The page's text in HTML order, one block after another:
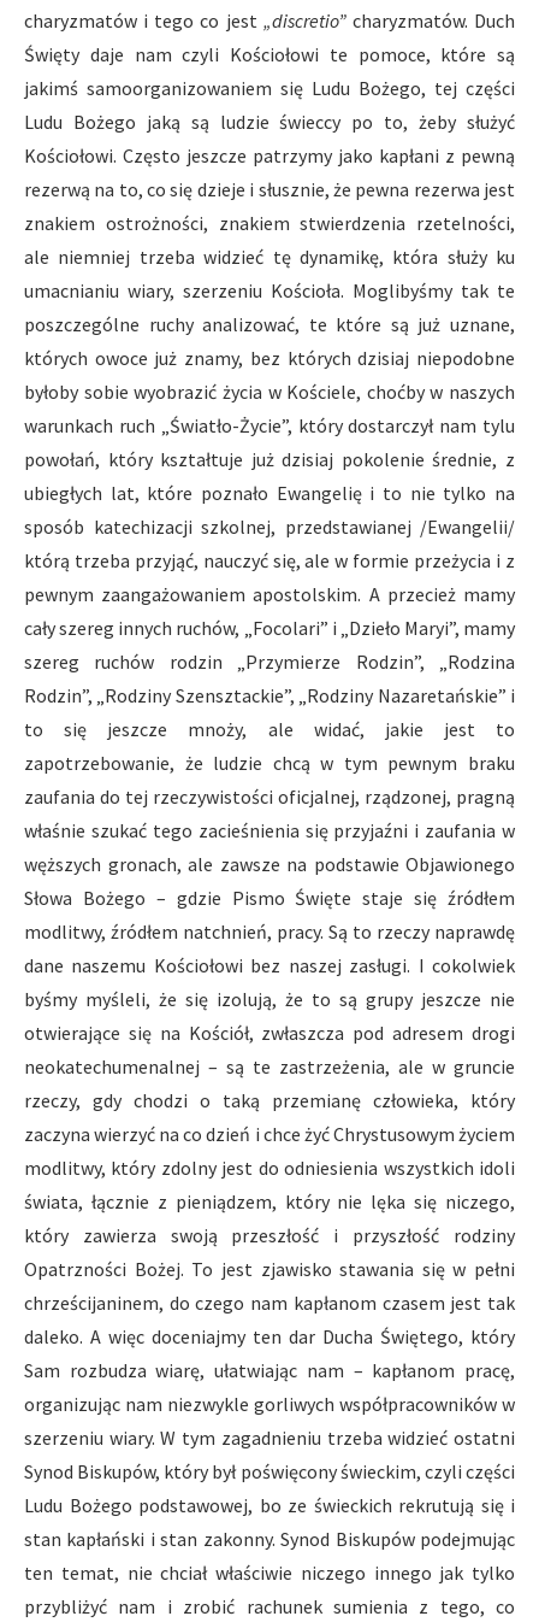
charyzmatów i tego co jest „discretio” charyzmatów. Duch
Święty daje nam czyli Kościołowi te pomoce, które są
jakimś samoorganizowaniem się Ludu Bożego, tej części
Ludu Bożego jaką są ludzie świeccy po to, żeby służyć
Kościołowi. Często jeszcze patrzymy jako kapłani z pewną
rezerwą na to, co się dzieje i słusznie, że pewna rezerwa jest
znakiem ostrożności, znakiem stwierdzenia rzetelności,
ale niemniej trzeba widzieć tę dynamikę, która służy ku
umacnianiu wiary, szerzeniu Kościoła. Moglibyśmy tak te
poszczególne ruchy analizować, te które są już uznane,
których owoce już znamy, bez których dzisiaj niepodobne
byłoby sobie wyobrazić życia w Kościele, choćby w naszych
warunkach ruch „Światło-Życie”, który dostarczył nam tylu
powołań, który kształtuje już dzisiaj pokolenie średnie, z
ubiegłych lat, które poznało Ewangelię i to nie tylko na
sposób katechizacji szkolnej, przedstawianej /Ewangelii/
którą trzeba przyjąć, nauczyć się, ale w formie przeżycia i z
pewnym zaangażowaniem apostolskim. A przecież mamy
cały szereg innych ruchów, „Focolari” i „Dzieło Maryi”, mamy
szereg ruchów rodzin „Przymierze Rodzin”, „Rodzina
Rodzin”, „Rodziny Szensztackie”, „Rodziny Nazaretańskie” i
to się jeszcze mnoży, ale widać, jakie jest to
zapotrzebowanie, że ludzie chcą w tym pewnym braku
zaufania do tej rzeczywistości oficjalnej, rządzonej, pragną
właśnie szukać tego zacieśnienia się przyjaźni i zaufania w
węższych gronach, ale zawsze na podstawie Objawionego
Słowa Bożego – gdzie Pismo Święte staje się źródłem
modlitwy, źródłem natchnień, pracy. Są to rzeczy naprawdę
dane naszemu Kościołowi bez naszej zasługi. I cokolwiek
byśmy myśleli, że się izolują, że to są grupy jeszcze nie
otwierające się na Kościół, zwłaszcza pod adresem drogi
neokatechumenalnej – są te zastrzeżenia, ale w gruncie
rzeczy, gdy chodzi o taką przemianę człowieka, który
zaczyna wierzyć na co dzień i chce żyć Chrystusowym życiem
modlitwy, który zdolny jest do odniesienia wszystkich idoli
świata, łącznie z pieniądzem, który nie lęka się niczego,
który zawierza swoją przeszłość i przyszłość rodziny
Opatrzności Bożej. To jest zjawisko stawania się w pełni
chrześcijaninem, do czego nam kapłanom czasem jest tak
daleko. A więc doceniajmy ten dar Ducha Świętego, który
Sam rozbudza wiarę, ułatwiając nam – kapłanom pracę,
organizując nam niezwykle gorliwych współpracowników w
szerzeniu wiary. W tym zagadnieniu trzeba widzieć ostatni
Synod Biskupów, który był poświęcony świeckim, czyli części
Ludu Bożego podstawowej, bo ze świeckich rekrutują się i
stan kapłański i stan zakonny. Synod Biskupów podejmując
ten temat, nie chciał właściwie niczego innego jak tylko
przybliżyć nam i zrobić rachunek sumienia z tego, co